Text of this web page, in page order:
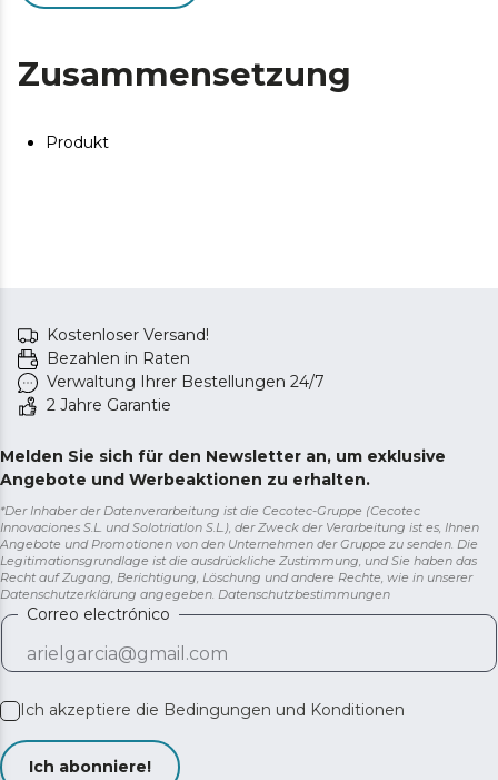
während der Nutzung konstant bleiben und verhindert
Der Lockenstab ist in Sekundenschnelle einsatzbereit,
schnell auf.
Zusammensetzung
Produkt
Kostenloser Versand!
Bezahlen in Raten
Verwaltung Ihrer Bestellungen 24/7
2 Jahre Garantie
Melden Sie sich für den Newsletter an, um exklusive
Angebote und Werbeaktionen zu erhalten.
*Der Inhaber der Datenverarbeitung ist die Cecotec-Gruppe (Cecotec
Innovaciones S.L. und Solotriatlon S.L.), der Zweck der Verarbeitung ist es, Ihnen
Angebote und Promotionen von den Unternehmen der Gruppe zu senden. Die
Legitimationsgrundlage ist die ausdrückliche Zustimmung, und Sie haben das
Recht auf Zugang, Berichtigung, Löschung und andere Rechte, wie in unserer
Datenschutzerklärung angegeben. Datenschutzbestimmungen
Correo electrónico
Ich akzeptiere die Bedingungen und Konditionen
Ich abonniere!